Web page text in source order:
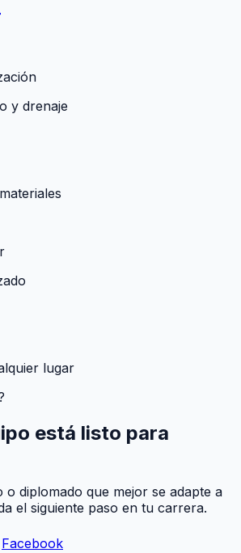
y drenaje
lugar
está listo para
diplomado que mejor se adapte a
el siguiente paso en tu carrera.
Facebook